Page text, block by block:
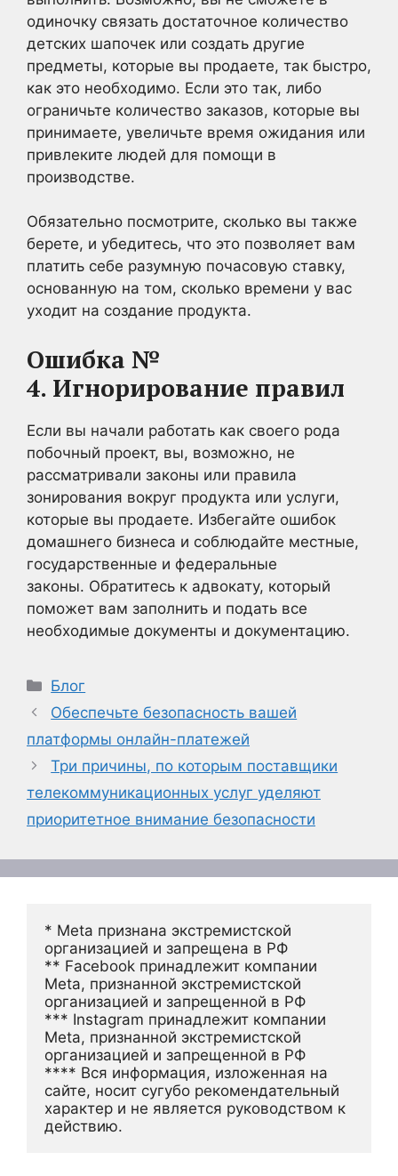
одиночку связать достаточное количество
детских шапочек или создать другие
предметы, которые вы продаете, так быстро,
как это необходимо. Если это так, либо
ограничьте количество заказов, которые вы
принимаете, увеличьте время ожидания или
привлеките людей для помощи в
производстве.
Обязательно посмотрите, сколько вы также
берете, и убедитесь, что это позволяет вам
платить себе разумную почасовую ставку,
основанную на том, сколько времени у вас
уходит на создание продукта.
Ошибка №
4. Игнорирование правил
Если вы начали работать как своего рода
побочный проект, вы, возможно, не
рассматривали законы или правила
зонирования вокруг продукта или услуги,
которые вы продаете. Избегайте ошибок
домашнего бизнеса и соблюдайте местные,
государственные и федеральные
законы. Обратитесь к адвокату, который
поможет вам заполнить и подать все
необходимые документы и документацию.
Рубрики
Блог
Обеспечьте безопасность вашей
платформы онлайн-платежей
Три причины, по которым поставщики
телекоммуникационных услуг уделяют
приоритетное внимание безопасности
* Meta признана экстремистской
организацией и запрещена в РФ
** Facebook принадлежит компании
Meta, признанной экстремистской
организацией и запрещенной в РФ
*** Instagram принадлежит компании
Meta, признанной экстремистской
организацией и запрещенной в РФ
**** Вся информация, изложенная на
сайте, носит сугубо рекомендательный
характер и не является руководством к
действию.